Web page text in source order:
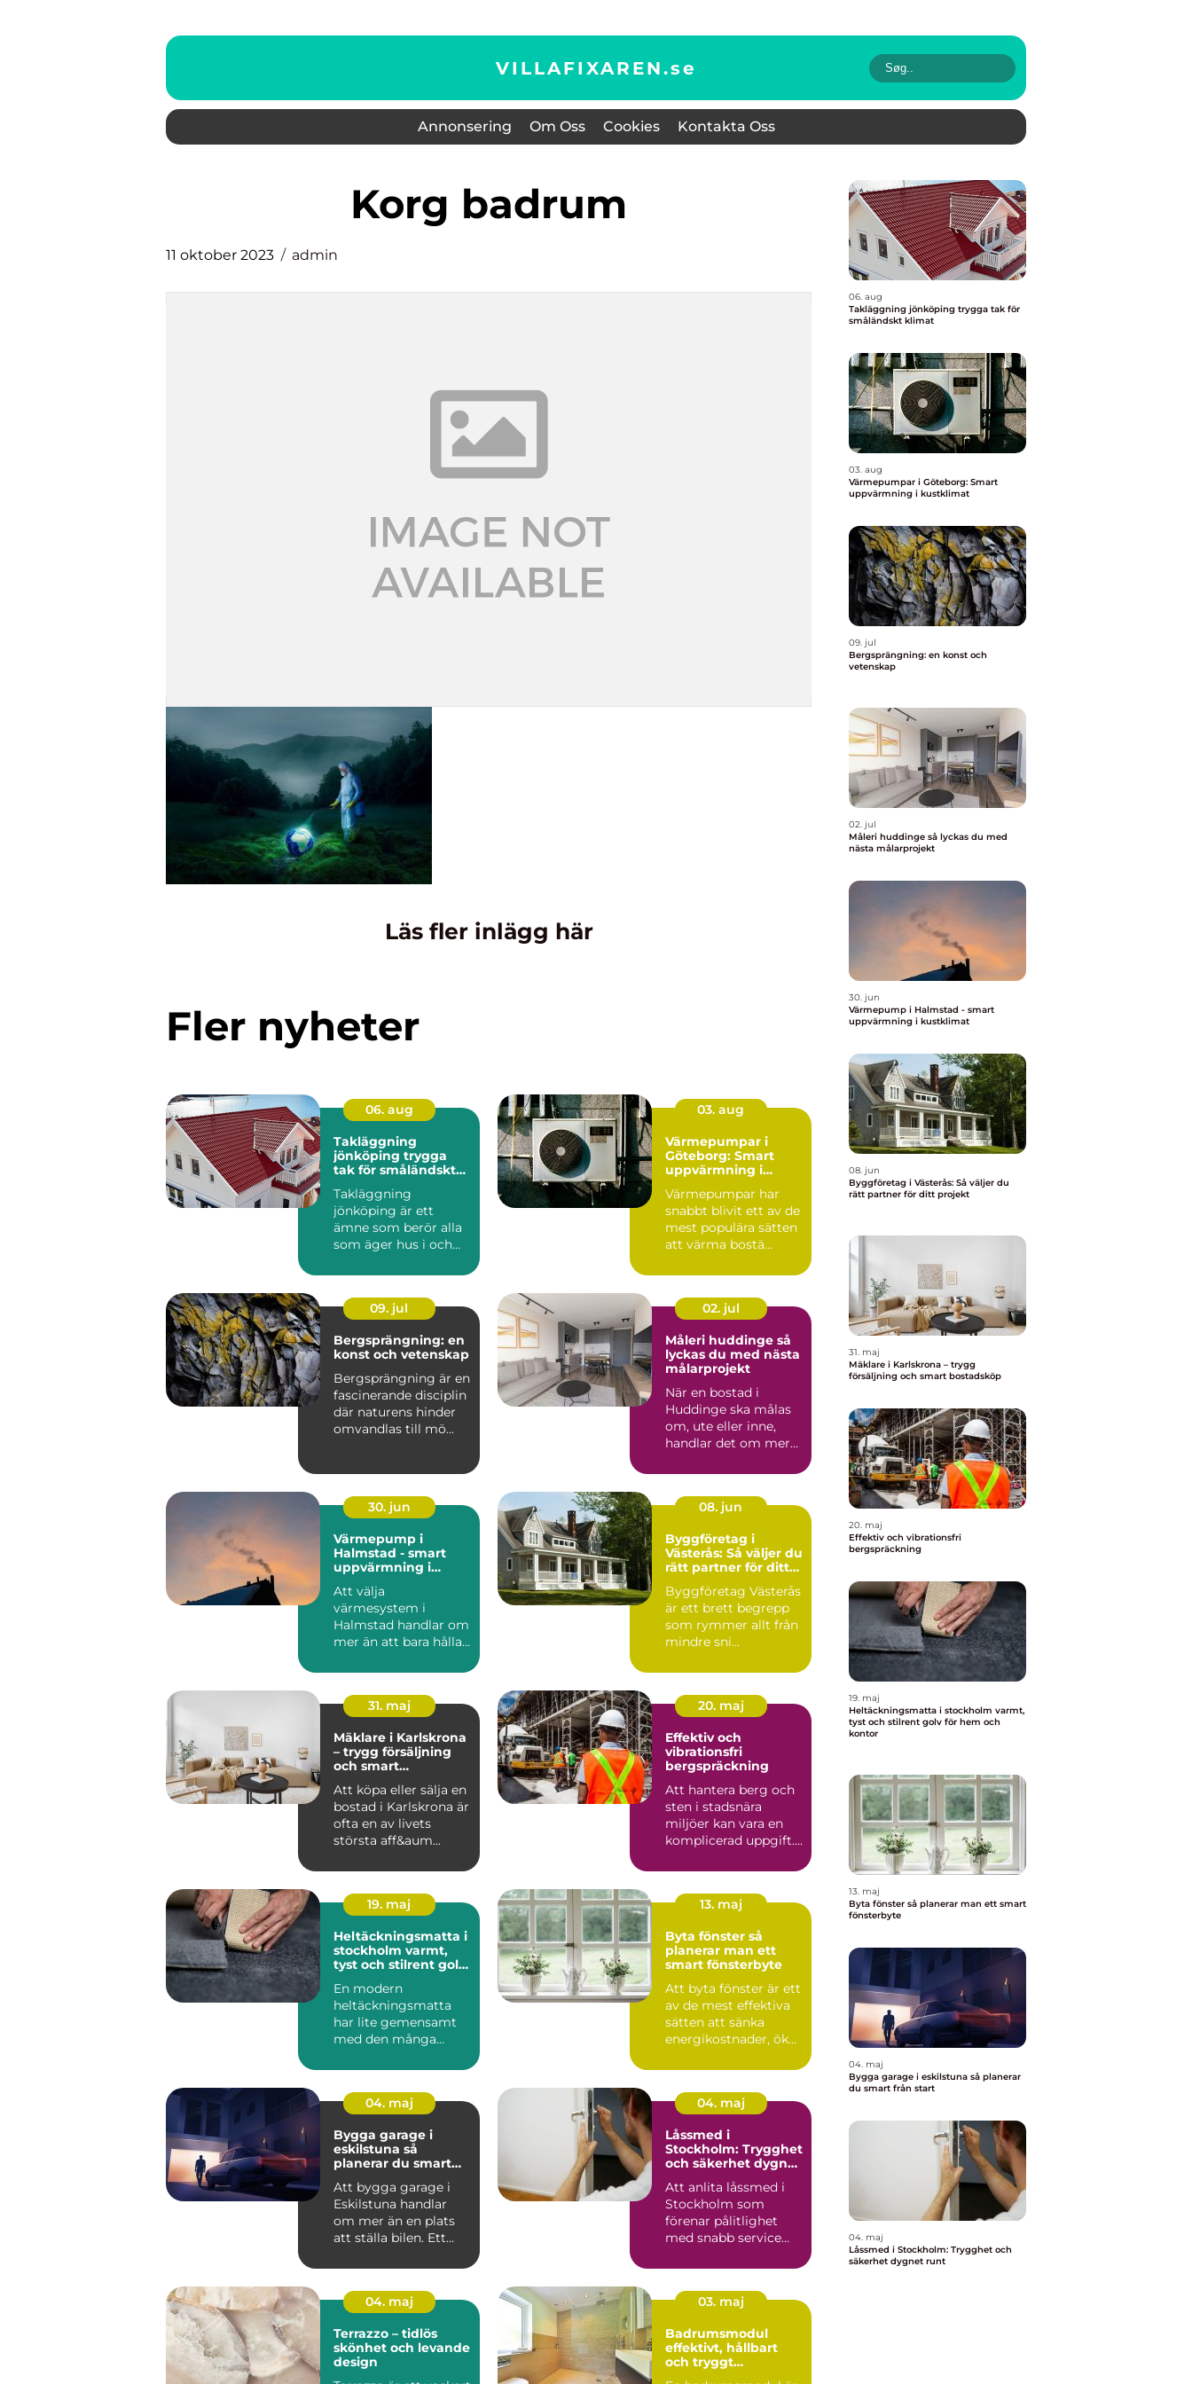
VILLAFIXAREN.se
Annonsering Om Oss Cookies Kontakta Oss
korg badrum
11 oktober 2023 admin
Läs fler inlägg här
Fler nyheter
06. aug
Takläggning
jönköping trygga
tak för småländskt
Takläggning
jönköping är ett
ämne som berör alla
som äger hus i och
villor i...
03. aug
Värmepumpar i
Göteborg: Smart
uppvärmning i
Värmepumpar har
snabbt blivit ett av de
mest populära sätten
att värma bostä...
09. jul
Bergsprängning: en
konst och vetenskap
Bergsprängning är en
fascinerande disciplin
där naturens hinder
omvandlas till mö...
02. jul
Måleri huddinge så
lyckas du med nästa
målarprojekt
När en bostad i
Huddinge ska målas
om, ute eller inne,
handlar det om mer
professi...
30. jun
Värmepump i
Halmstad - smart
uppvärmning i
Att välja
värmesystem i
Halmstad handlar om
mer än att bara hålla
08. jun
Byggföretag i
Västerås: Så väljer du
rätt partner för ditt
Byggföretag Västerås
är ett brett begrepp
som rymmer allt från
mindre sni...
31. maj
Mäklare i Karlskrona
– trygg försäljning
och smart
Att köpa eller sälja en
bostad i Karlskrona är
ofta en av livets
största aff&aum...
20. maj
Effektiv och
vibrationsfri
bergspräckning
Att hantera berg och
sten i stadsnära
miljöer kan vara en
komplicerad uppgift.
19. maj
Heltäckningsmatta i
stockholm varmt,
tyst och stilrent golv
En modern
heltäckningsmatta
har lite gemensamt
med den många
80-talet. Dagens
mat...
13. maj
Byta fönster så
planerar man ett
smart fönsterbyte
Att byta fönster är ett
av de mest effektiva
sätten att sänka
energikostnader, öka
o...
04. maj
Bygga garage i
eskilstuna så
planerar du smart
Att bygga garage i
Eskilstuna handlar
om mer än en plats
att ställa bilen. Ett
ger...
04. maj
Låssmed i
Stockholm: Trygghet
och säkerhet dygnet
Att anlita låssmed i
Stockholm som
förenar pålitlighet
med snabb service
04. maj
Terrazzo – tidlös
skönhet och levande
design
03. maj
Badrumsmodul
effektivt, hållbart
och tryggt
06. aug
Takläggning jönköping trygga tak för
småländskt klimat
03. aug
Värmepumpar i Göteborg: Smart
uppvärmning i kustklimat
09. jul
Bergsprängning: en konst och
vetenskap
02. jul
Måleri huddinge så lyckas du med
nästa målarprojekt
30. jun
Värmepump i Halmstad - smart
uppvärmning i kustklimat
08. jun
Byggföretag i Västerås: Så väljer du
rätt partner för ditt projekt
31. maj
Mäklare i Karlskrona – trygg
försäljning och smart bostadsköp
20. maj
Effektiv och vibrationsfri
bergspräckning
19. maj
Heltäckningsmatta i stockholm varmt,
tyst och stilrent golv för hem och
kontor
13. maj
Byta fönster så planerar man ett smart
fönsterbyte
04. maj
Bygga garage i eskilstuna så planerar
du smart från start
04. maj
Låssmed i Stockholm: Trygghet och
säkerhet dygnet runt